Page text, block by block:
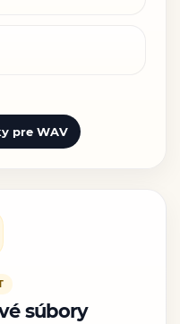
pre WAV
súbory